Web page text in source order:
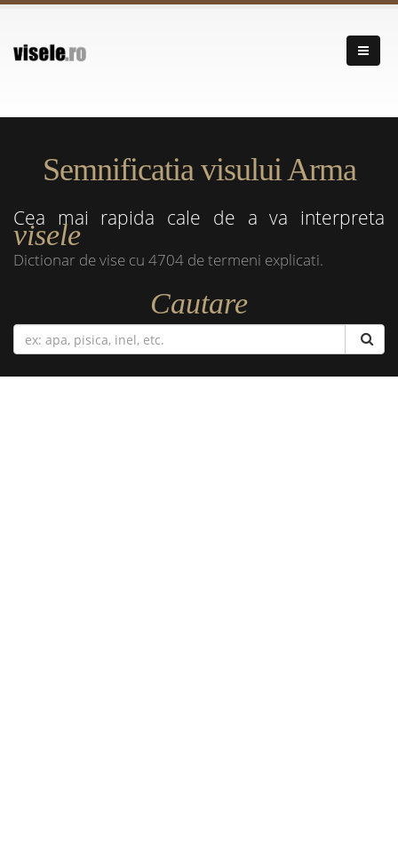
Semnificatia visului Arma
Cea mai rapida cale de a va interpreta
visele
Dictionar de vise cu 4704 de termeni explicati.
Cautare